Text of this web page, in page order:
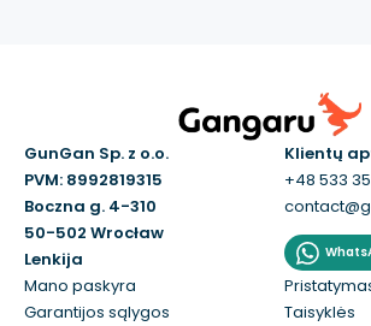
GunGan Sp. z o.o.
PVM: 8992819315
Boczna g. 4-310
50-502 Wrocław
Lenkija
Klientų
+48 533
Mano paskyra
Garantijos sąlygos
Taisyklės